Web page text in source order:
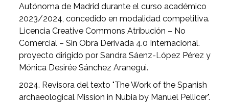
Autónoma de Madrid durante el curso académico
2023/2024, concedido en modalidad competitiva.
Licencia Creative Commons Atribución – No
Comercial – Sin Obra Derivada 4.0 Internacional.
proyecto dirigido por Sandra Sáenz-López Pérez y
Mónica Desirée Sánchez Aranegui.
2024. Revisora del texto "The Work of the Spanish
archaeological Mission in Nubia by Manuel Pellicer".